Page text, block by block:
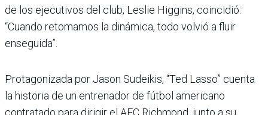
de los ejecutivos del club, Leslie Higgins, coincidió:
“Cuando retomamos la dinámica, todo volvió a fluir
enseguida”.
Protagonizada por Jason Sudeikis, “Ted Lasso” cuenta
la historia de un entrenador de fútbol americano
contratado para dirigir el AFC Richmond, junto a su